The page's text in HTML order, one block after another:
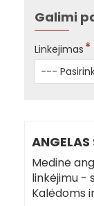
Galimi
Linkėjimas
ANGELAS
Medinė
linkėjimu -
Kalėdoms